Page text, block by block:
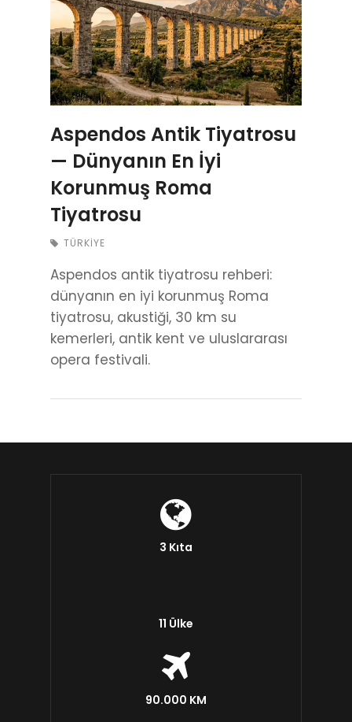
Aspendos Antik Tiyatrosu
— Dünyanın En İyi
Korunmuş Roma
Tiyatrosu
TÜRKIYE
Aspendos antik tiyatrosu rehberi:
dünyanın en iyi korunmuş Roma
tiyatrosu, akustiği, 30 km su
kemerleri, antik kent ve uluslararası
opera festivali.
3 Kıta
11 Ülke
90.000 KM